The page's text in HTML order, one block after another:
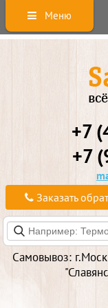
+7
+7
Заказать
Самовывоз:
Меню